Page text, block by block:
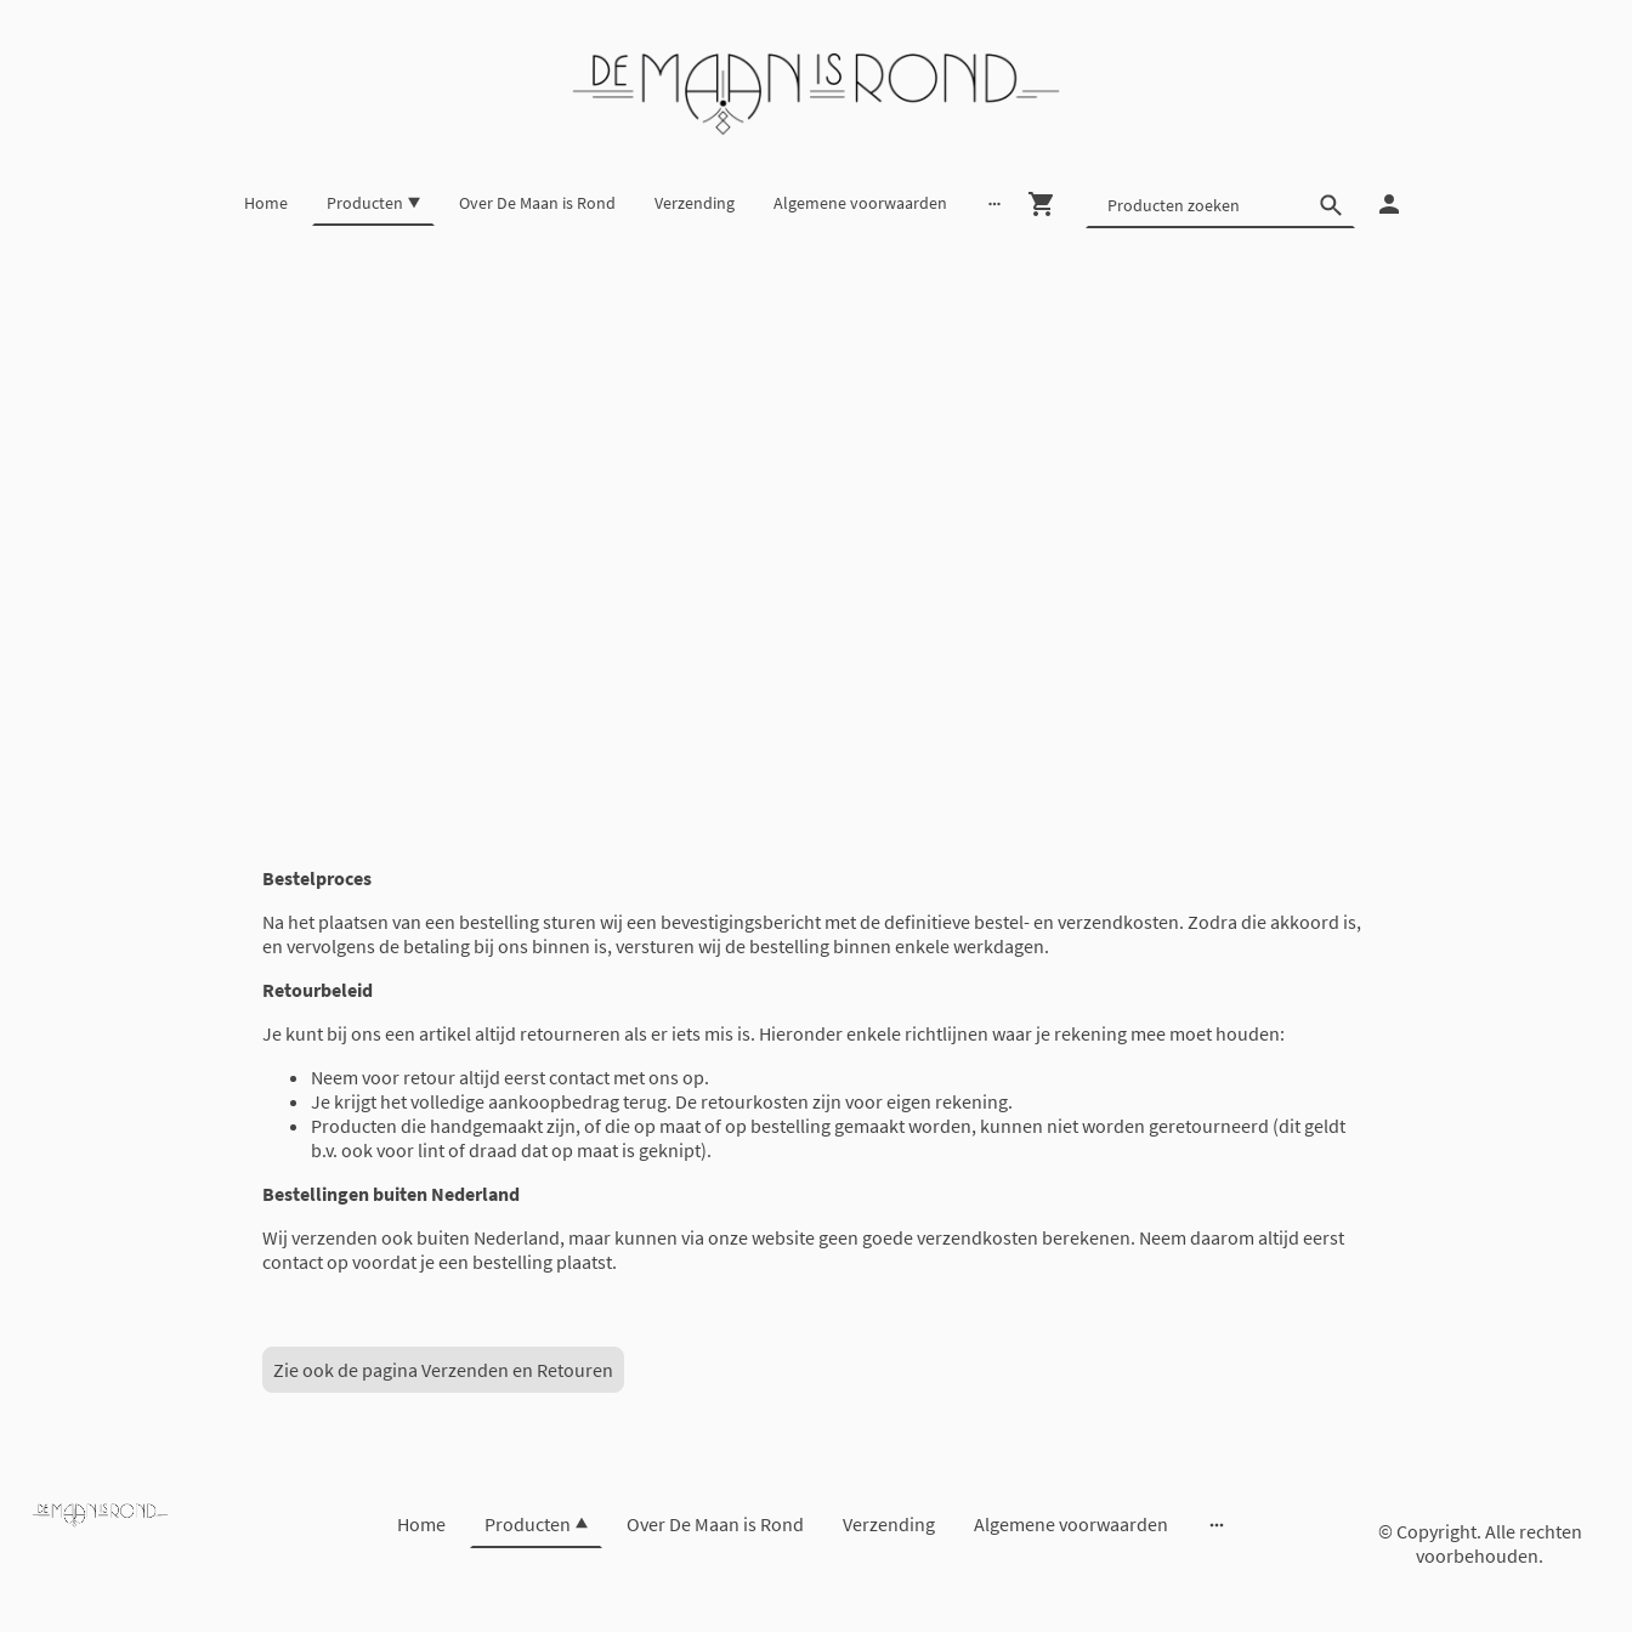
Home Producten Over De Maan is Rond Verzending Algemene voorwaarden
Bestelproces
Na het plaatsen van een bestelling sturen wij een bevestigingsbericht met de definitieve bestel- en verzendkosten. Zodra die akkoord is,
en vervolgens de betaling bij ons binnen is, versturen wij de bestelling binnen enkele werkdagen.
Retourbeleid
Je kunt bij ons een artikel altijd retourneren als er iets mis is. Hieronder enkele richtlijnen waar je rekening mee moet houden:
Neem voor retour altijd eerst contact met ons op.
Je krijgt het volledige aankoopbedrag terug. De retourkosten zijn voor eigen rekening.
Producten die handgemaakt zijn, of die op maat of op bestelling gemaakt worden, kunnen niet worden geretourneerd (dit geldt
b.v. ook voor lint of draad dat op maat is geknipt).
Bestellingen buiten Nederland
Wij verzenden ook buiten Nederland, maar kunnen via onze website geen goede verzendkosten berekenen. Neem daarom altijd eerst
contact op voordat je een bestelling plaatst.
Zie ook de pagina Verzenden en Retouren
Home Producten Over De Maan is Rond Verzending Algemene voorwaarden
© Copyright. Alle rechten
voorbehouden.